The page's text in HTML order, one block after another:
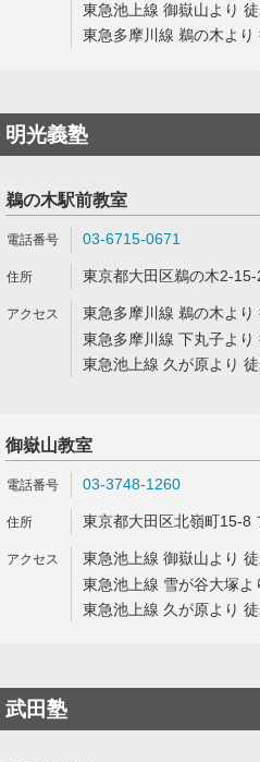
東急池上線 御嶽山より
東急多摩川線 鵜の木より
明光義塾
鵜の木駅前教室
03-6715-0671
東京都大田区鵜の木2-
東急多摩川線 鵜の木より
東急多摩川線 下丸子より
東急池上線 久が原より
御嶽山教室
03-3748-1260
東京都大田区北嶺町15-8
東急池上線 御嶽山より
東急池上線 雪が谷大塚よ
東急池上線 久が原より
武田塾